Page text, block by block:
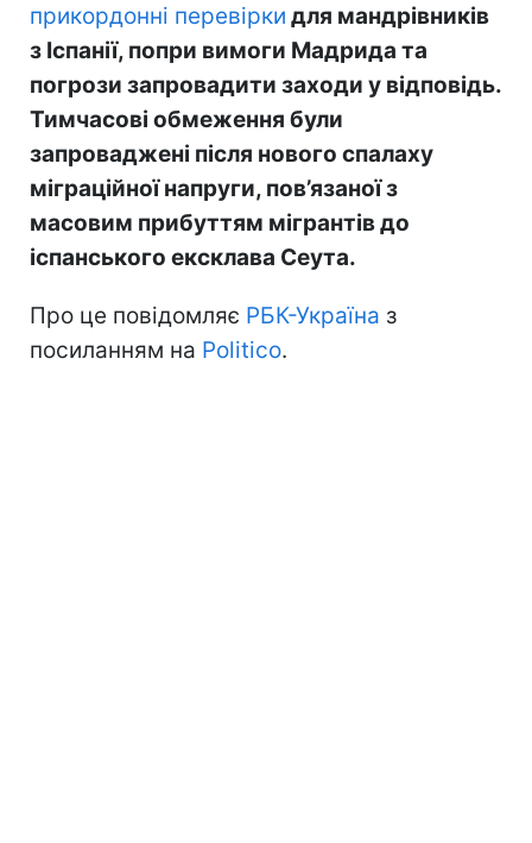
прикордонні перевірки для мандрівників
з Іспанії, попри вимоги Мадрида та
погрози запровадити заходи у відповідь.
Тимчасові обмеження були
запроваджені після нового спалаху
міграційної напруги, пов’язаної з
масовим прибуттям мігрантів до
іспанського ексклава Сеута.
Про це повідомляє РБК-Україна з
посиланням на Politico.